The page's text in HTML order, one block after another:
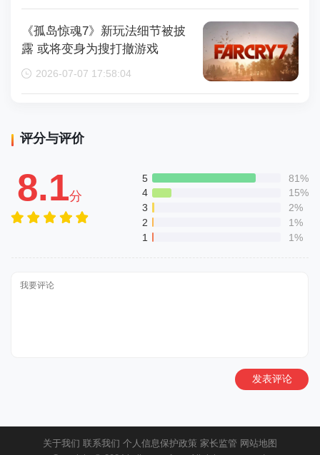
《孤岛惊魂7》新玩法细节被披
露 或将变身为搜打撤游戏
2026-07-07 17:58:04
评分与评价
8.1分
5
81%
4
15%
3
2%
2
1%
1
1%
发表评论
关于我们 联系我们 个人信息保护政策 家长监管 网站地图